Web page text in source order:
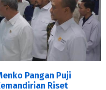
Pangan Puji
Riset